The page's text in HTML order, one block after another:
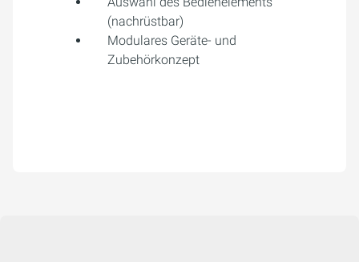
(nachrüstbar)
Modulares Geräte- und
Zubehörkonzept